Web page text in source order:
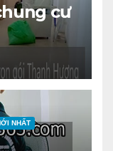
cư
NHẤT